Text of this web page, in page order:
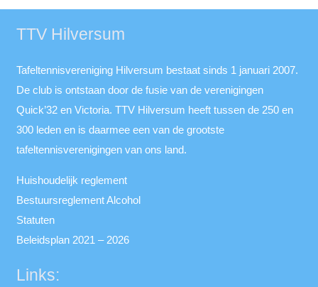
TTV Hilversum
Tafeltennisvereniging Hilversum bestaat sinds 1 januari 2007.
De club is ontstaan door de fusie van de verenigingen
Quick’32 en Victoria. TTV Hilversum heeft tussen de 250 en
300 leden en is daarmee een van de grootste
tafeltennisverenigingen van ons land.
Huishoudelijk reglement
Bestuursreglement Alcohol
Statuten
Beleidsplan 2021 – 2026
Links: